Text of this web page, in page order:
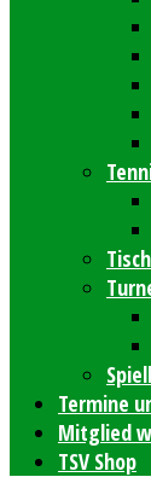
Termine
Mitglied
TSV Shop